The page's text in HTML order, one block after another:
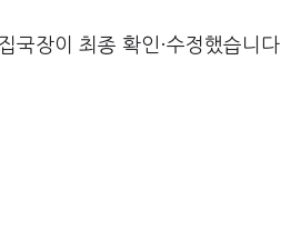
국장이 최종 확인·수정했습니다.